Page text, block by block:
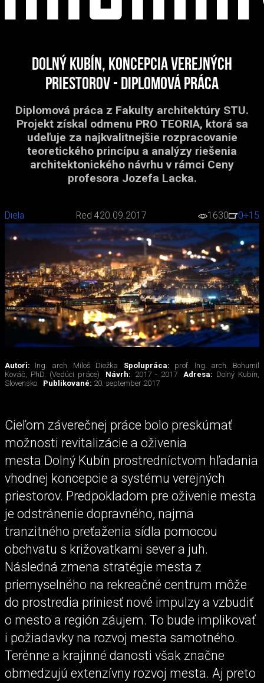
Dolný Kubín, koncepcia verejných
priestorov - diplomová práca
Diplomová práca z Fakulty architektúry STU.
Projekt získal odmenu PRO TEORIA, ktorá sa
udeľuje za najkvalitnejšie rozpracovanie
teoretického princípu a analýzy riešenia
architektonického návrhu v rámci Ceny
profesora Jozefa Lacka.
Diela Red 420.09.2017 1630 0+15
Autori: Ing. arch. Miloš Diežka Spolupráca: prof. Ing. arch. Bohumil
Kováč, PhD. (Vedúci práce)
Návrh: 2017 - 2017 Adresa: Dolný Kubín,
Slovensko
Publikované: 20. september 2017
Cieľom záverečnej práce bolo preskúmať
možnosti revitalizácie a oživenia
mesta Dolný Kubín prostredníctvom hľadania
vhodnej koncepcie a systému verejných
priestorov. Predpokladom pre oživenie mesta
je odstránenie dopravného, najmä
tranzitného preťaženia sídla pomocou
obchvatu s križovatkami sever a juh.
Následná zmena stratégie mesta z
priemyselného na rekreačné centrum môže
do prostredia priniesť nové impulzy a vzbudiť
o mesto a región záujem. To bude implikovať
i požiadavky na rozvoj mesta samotného.
Terénne a krajinné danosti však značne
obmedzujú extenzívny rozvoj mesta. Aj preto